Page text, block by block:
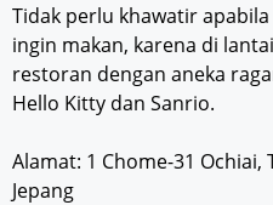
Tidak perlu khawatir
ingin makan, karena di
restoran dengan aneka
Hello Kitty dan Sanrio.
Alamat: 1 Chome-31 Ochiai,
Jepang